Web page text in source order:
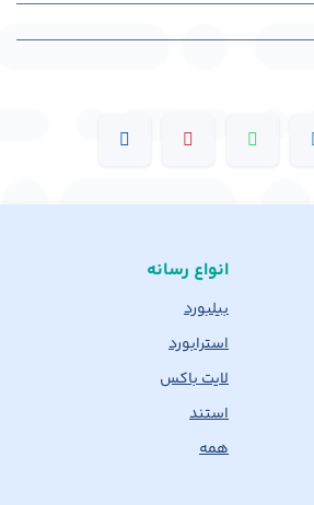
انواع رسانه
بیلبورد
استرابورد
لایت باکس
استند
همه